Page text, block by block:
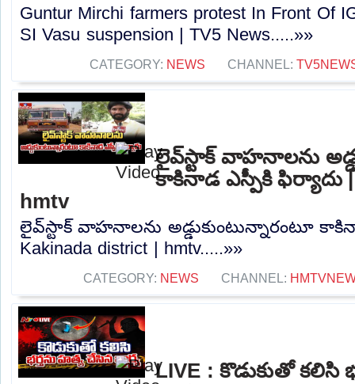
Guntur Mirchi farmers protest In Front Of
SI Vasu suspension | TV5 News.....»»
CATEGORY: NEWS CHANNEL:
లైవ్‌స్టాక్ వాహనాలను
కాకినాడ ఎస్పీకి ఫిర్యాదు
hmtv
లైవ్‌స్టాక్ వాహనాలను అడ్డుకుంటున్నారంటూ
Kakinada district | hmtv.....»»
CATEGORY: NEWS CHANNEL:
LIVE : కొడుకుతో కలిసి